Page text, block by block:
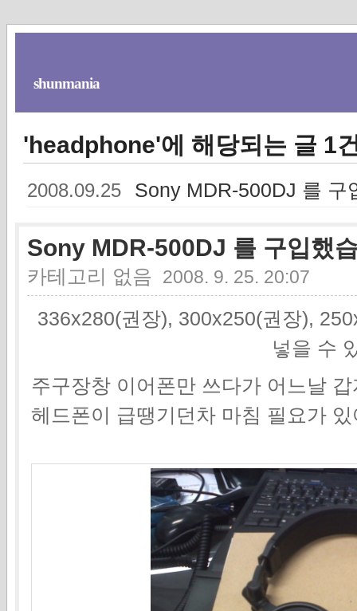
shunmania
'headphone'에 해당되는 글 1
2008.09.25 Sony MDR-500DJ 를 구
Sony MDR-500DJ 를 구입했
카테고리 없음 2008. 9. 25. 20:07
336x280(권장), 300x250(권장),
넣을 수
주구장창 이어폰만 쓰다가 어느날
헤드폰이 급땡기던차 마침 필요가